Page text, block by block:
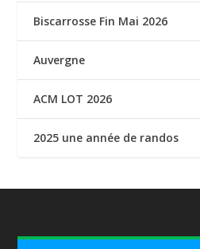
Biscarrosse Fin Mai 2026
Auvergne
ACM LOT 2026
2025 une année de randos